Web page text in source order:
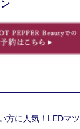
方に人気！LEDマツ